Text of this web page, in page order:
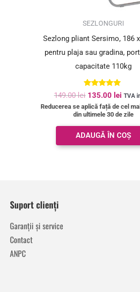
SEZLONGURI
Sezlong pliant Sersimo, 186
pentru plaja sau gradina,
capacitate 110kg
Evaluat la
4.91
din 5
149.00lei 135.00 lei TVA
Reducerea se aplică față de cel
din ultimele 30 de zile
ADAUGĂ ÎN COȘ
Suport clienți
Garanții și service
Contact
ANPC